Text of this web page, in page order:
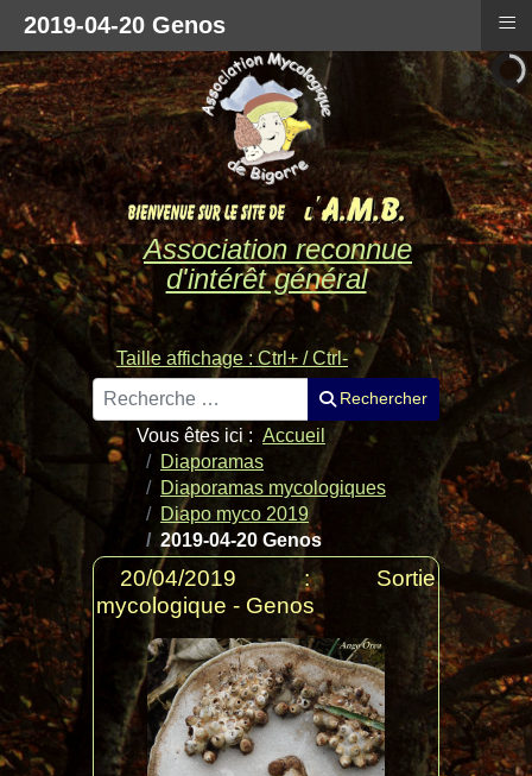
Association reconnue
d'intérêt général
Taille affichage : Ctrl+ / Ctrl-
Rechercher
Rechercher
Vous êtes ici : Accueil
Diaporamas
Diaporamas mycologiques
Diapo myco 2019
2019-04-20 Genos
20/04/2019 : Sortie
mycologique - Genos
2019-04-20 Genos ≡